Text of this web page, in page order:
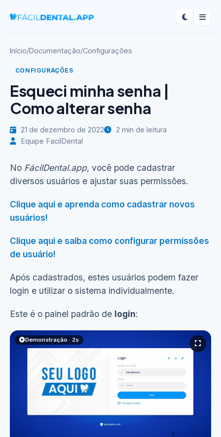
Início/Documentação/Configurações
CONFIGURAÇÕES
Esqueci minha senha |
Como alterar senha
21 de dezembro de 2022
2 min de leitura
Equipe FacilDental
No FácilDental.app, você pode cadastrar
diversos usuários e ajustar suas permissões.
Clique aqui e aprenda como cadastrar novos
usuários!
Clique aqui e saiba como configurar permissões
de usuário!
Após cadastrados, estes usuários podem fazer
login e utilizar o sistema individualmente.
Este é o painel padrão de login:
Demonstração · 2s